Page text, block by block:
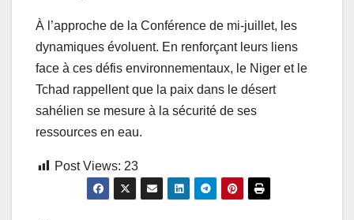
À l’approche de la Conférence de mi-juillet, les
dynamiques évoluent. En renforçant leurs liens
face à ces défis environnementaux, le Niger et le
Tchad rappellent que la paix dans le désert
sahélien se mesure à la sécurité de ses
ressources en eau.
Post Views: 23